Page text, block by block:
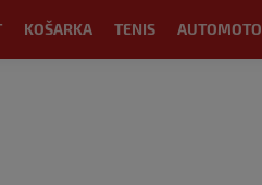
KOŠARKA TENIS AUTOMOTO